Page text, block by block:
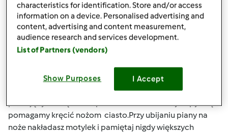
pon., 12/14/2015 - 19:42
Agnieszko kompletne naczynie miksujące jest z nożami
.Nigdy nie używaj naczynia bez noży bo zalejesz
podstawę.Przy podgrzewaniu masz podany czas
temperaturę i obroty.Więc noże muszą być.Wszędzie
gdzie będzie potrzebna pomoc kopystki będzie podane
mieszany prz pomocy kopystki co oznacza , że przy
pracującym urządzeniu przez otwór wkładamy kopystkę i
pomagamy kręcić nożom ciasto.Przy ubijaniu piany na
noże nakładasz motylek i pamiętaj nigdy większych
characteristics for identification. Store and/or access
information on a device. Personalised advertising and
content, advertising and content measurement,
audience research and services development.
List of Partners (vendors)
Show Purposes I Accept